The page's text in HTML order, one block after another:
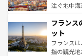
ピザやパ
ませてく
なお、新着
しい。
注ぐ地中
文化が根
れる闘牛
る。首都
アートに
フランス
ット
フランス
指の観光